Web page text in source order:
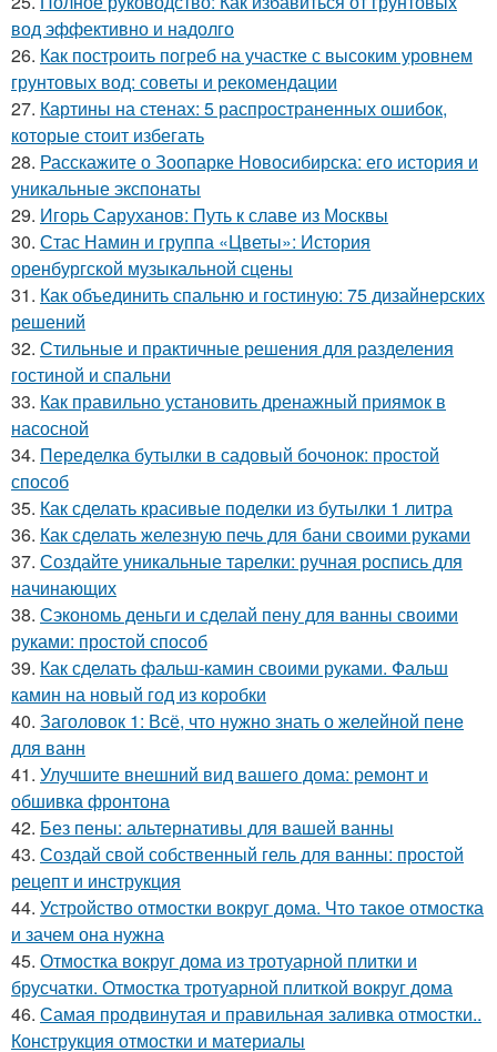
вод эффективно и надолго
26. Как построить погреб на участке с высоким уровнем
грунтовых вод: советы и рекомендации
27. Картины на стенах: 5 распространенных ошибок,
которые стоит избегать
28. Расскажите о Зоопарке Новосибирска: его история и
уникальные экспонаты
29. Игорь Саруханов: Путь к славе из Москвы
30. Стас Намин и группа «Цветы»: История
оренбургской музыкальной сцены
31. Как объединить спальню и гостиную: 75 дизайнерских
решений
32. Стильные и практичные решения для разделения
гостиной и спальни
33. Как правильно установить дренажный приямок в
насосной
34. Переделка бутылки в садовый бочонок: простой
способ
35. Как сделать красивые поделки из бутылки 1 литра
36. Как сделать железную печь для бани своими руками
37. Создайте уникальные тарелки: ручная роспись для
начинающих
38. Сэкономь деньги и сделай пену для ванны своими
руками: простой способ
39. Как сделать фальш-камин своими руками. Фальш
камин на новый год из коробки
40. Заголовок 1: Всё, что нужно знать о желейной пенe
для ванн
41. Улучшите внешний вид вашего дома: ремонт и
обшивка фронтона
42. Без пены: альтернативы для вашей ванны
43. Создай свой собственный гель для ванны: простой
рецепт и инструкция
44. Устройство отмостки вокруг дома. Что такое отмостка
и зачем она нужна
45. Отмостка вокруг дома из тротуарной плитки и
брусчатки. Отмостка тротуарной плиткой вокруг дома
46. Самая продвинутая и правильная заливка отмостки..
Конструкция отмостки и материалы